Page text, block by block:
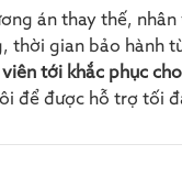
án thay thế,
thời gian bảo hành
tới khắc phục
để được hỗ trợ tối